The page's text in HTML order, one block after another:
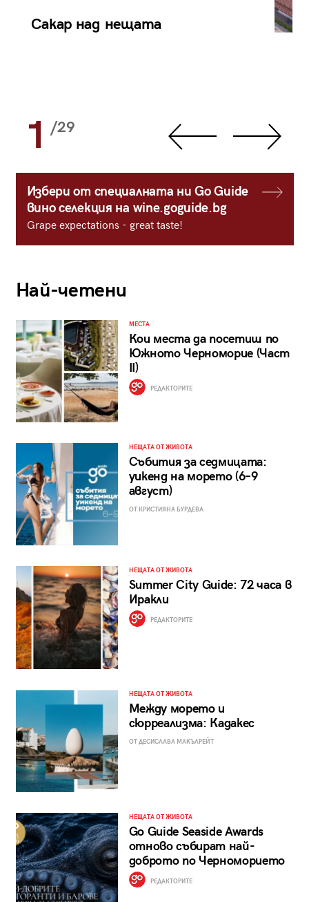
Сакар над нещата
1 /29
Избери от специалната ни Go Guide
вино селекция на wine.goguide.bg
Grape expectations - great taste!
Най-четени
МЕСТА
Кои места да посетиш по
Южното Черноморие (Част
II)
РЕДАКТОРИТЕ
НЕЩАТА ОТ ЖИВОТА
Събития за седмицата:
уикенд на морето (6–9
август)
ОТ КРИСТИЯНА БУРДЕВА
НЕЩАТА ОТ ЖИВОТА
Summer City Guide: 72 часа в
Иракли
РЕДАКТОРИТЕ
НЕЩАТА ОТ ЖИВОТА
Между морето и
сюрреализма: Кадакес
ОТ ДЕСИСЛАВА МАКЪЛРЕЙТ
НЕЩАТА ОТ ЖИВОТА
Go Guide Seaside Awards
отново събират най-
доброто по Черноморието
РЕДАКТОРИТЕ